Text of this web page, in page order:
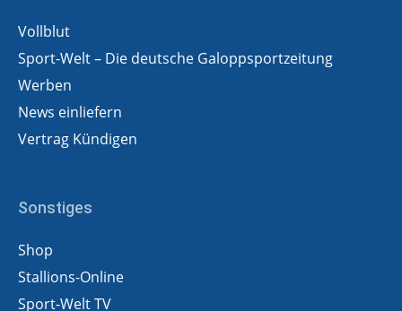
Vollblut
Sport-Welt – Die deutsche Galoppsportzeitung
Werben
News einliefern
Vertrag Kündigen
Sonstiges
Shop
Stallions-Online
Sport-Welt TV